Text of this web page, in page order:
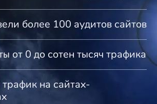
более 100 аудитов сайтов
от 0 до сотен тысяч трафика
на сайтах-